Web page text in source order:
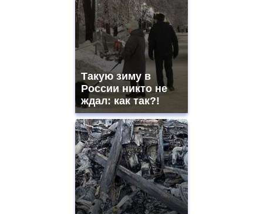
Такую зиму в
России никто не
ждал: как так?!